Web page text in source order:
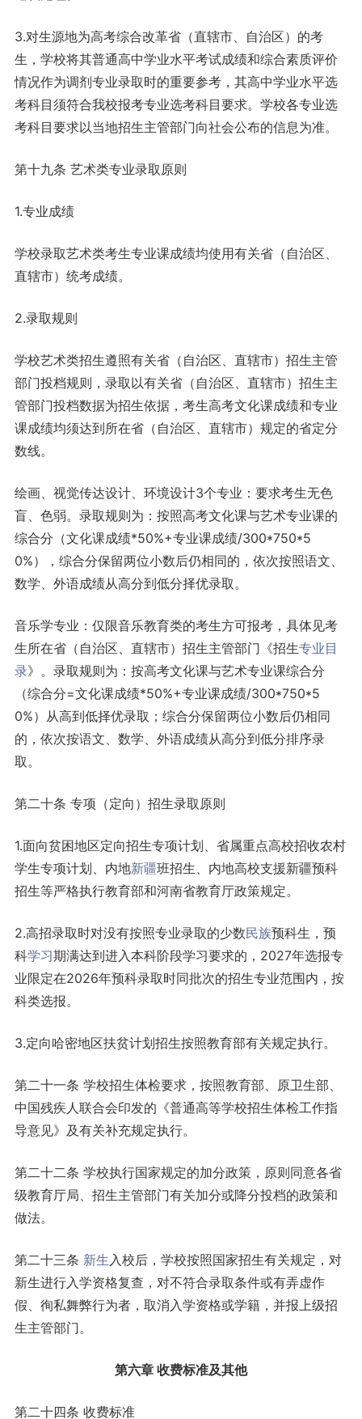
3.对生源地为高考综合改革省（直辖市、自治区）的考
生，学校将其普通高中学业水平考试成绩和综合素质评价
情况作为调剂专业录取时的重要参考，其高中学业水平选
考科目须符合我校报考专业选考科目要求。学校各专业选
考科目要求以当地招生主管部门向社会公布的信息为准。
第十九条 艺术类专业录取原则
1.专业成绩
学校录取艺术类考生专业课成绩均使用有关省（自治区、
直辖市）统考成绩。
2.录取规则
学校艺术类招生遵照有关省（自治区、直辖市）招生主管
部门投档规则，录取以有关省（自治区、直辖市）招生主
管部门投档数据为招生依据，考生高考文化课成绩和专业
课成绩均须达到所在省（自治区、直辖市）规定的省定分
数线。
绘画、视觉传达设计、环境设计3个专业：要求考生无色
盲、色弱。录取规则为：按照高考文化课与艺术专业课的
综合分（文化课成绩*50%+专业课成绩/300*750*5
0%），综合分保留两位小数后仍相同的，依次按照语文、
数学、外语成绩从高分到低分择优录取。
音乐学专业：仅限音乐教育类的考生方可报考，具体见考
生所在省（自治区、直辖市）招生主管部门《招生专业目
录》。录取规则为：按高考文化课与艺术专业课综合分
（综合分=文化课成绩*50%+专业课成绩/300*750*5
0%）从高到低择优录取；综合分保留两位小数后仍相同
的，依次按语文、数学、外语成绩从高分到低分排序录
取。
第二十条 专项（定向）招生录取原则
1.面向贫困地区定向招生专项计划、省属重点高校招收农村
学生专项计划、内地新疆班招生、内地高校支援新疆预科
招生等严格执行教育部和河南省教育厅政策规定。
2.高招录取时对没有按照专业录取的少数民族预科生，预
科学习期满达到进入本科阶段学习要求的，2027年选报专
业限定在2026年预科录取时同批次的招生专业范围内，按
科类选报。
3.定向哈密地区扶贫计划招生按照教育部有关规定执行。
第二十一条 学校招生体检要求，按照教育部、原卫生部、
中国残疾人联合会印发的《普通高等学校招生体检工作指
导意见》及有关补充规定执行。
第二十二条 学校执行国家规定的加分政策，原则同意各省
级教育厅局、招生主管部门有关加分或降分投档的政策和
做法。
第二十三条 新生入校后，学校按照国家招生有关规定，对
新生进行入学资格复查，对不符合录取条件或有弄虚作
假、徇私舞弊行为者，取消入学资格或学籍，并报上级招
生主管部门。
第六章 收费标准及其他
第二十四条 收费标准